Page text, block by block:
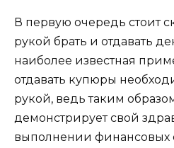
В первую очередь стоит
рукой брать и отдавать
наиболее известная
отдавать купюры
рукой, ведь таким
демонстрирует свой
выполнении финансовых